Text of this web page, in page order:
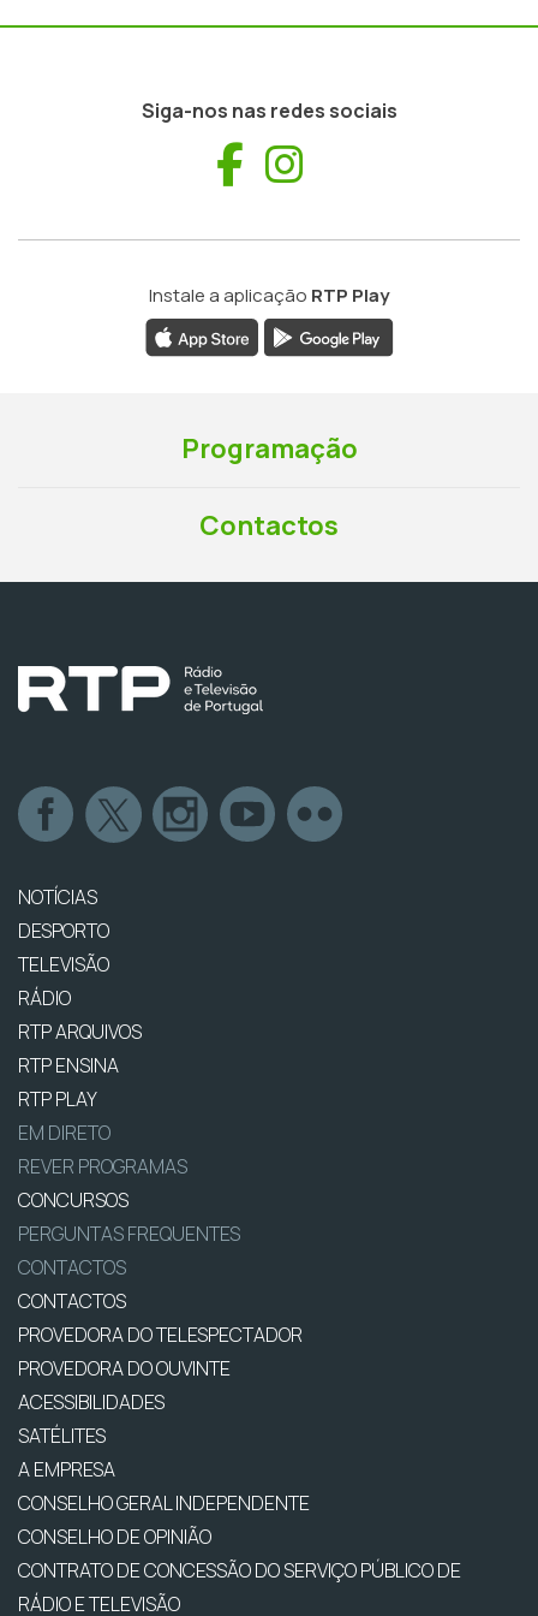
Siga-nos nas redes sociais
Facebook
Instale a aplicação RTP Play
Programação
Contactos
NOTÍCIAS
DESPORTO
TELEVISÃO
RÁDIO
RTP ARQUIVOS
RTP ENSINA
RTP PLAY
EM DIRETO
REVER PROGRAMAS
CONCURSOS
PERGUNTAS FREQUENTES
CONTACTOS
CONTACTOS
PROVEDORA DO TELESPECTADOR
PROVEDORA DO OUVINTE
ACESSIBILIDADES
SATÉLITES
A EMPRESA
CONSELHO GERAL INDEPENDENTE
CONSELHO DE OPINIÃO
CONTRATO DE CONCESSÃO DO SERVIÇO PÚBLICO DE
RÁDIO E TELEVISÃO